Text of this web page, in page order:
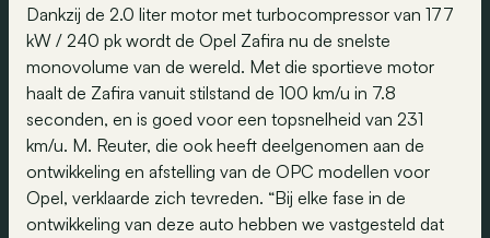
Dankzij de 2.0 liter motor met turbocompressor van 177
kW / 240 pk wordt de Opel Zafira nu de snelste
monovolume van de wereld. Met die sportieve motor
haalt de Zafira vanuit stilstand de 100 km/u in 7.8
seconden, en is goed voor een topsnelheid van 231
km/u. M. Reuter, die ook heeft deelgenomen aan de
ontwikkeling en afstelling van de OPC modellen voor
Opel, verklaarde zich tevreden. “Bij elke fase in de
ontwikkeling van deze auto hebben we vastgesteld dat